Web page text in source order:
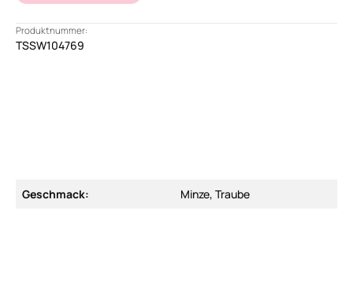
Produktnummer:
TSSW104769
Geschmack: Minze, Traube